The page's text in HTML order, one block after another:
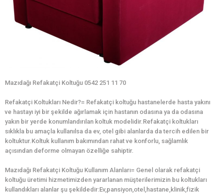
Mazıdağı Refakatçi Koltuğu 0542 251 11 70
Refakatçi Koltukları Nedir?= Refakatçi koltuğu hastanelerde hasta yakını
ve hastayı iyi bir şekilde ağırlamak için hastanın odasına ya da odasına
yakın bir yerde konumlandırılan koltuk modelidir.Refakatçi koltukları
sıklıkla bu amaçla kullanılsa da ev, otel gibi alanlarda da tercih edilen bir
koltuktur.Koltuk kullanım bakımından rahat ve konforlu, sağlamlık
açısından deforme olmayan özelliğe sahiptir.
Mazıdağı Refakatçi Koltuğu Kullanım Alanları= Genel olarak refakatçi
koltuğu üretimi hizmetimizden yararlanan müşterilerimizin bu koltukları
kullandıkları alanlar şu şekildedir:Ev,pansiyon,otel,hastane,klinik,fizik